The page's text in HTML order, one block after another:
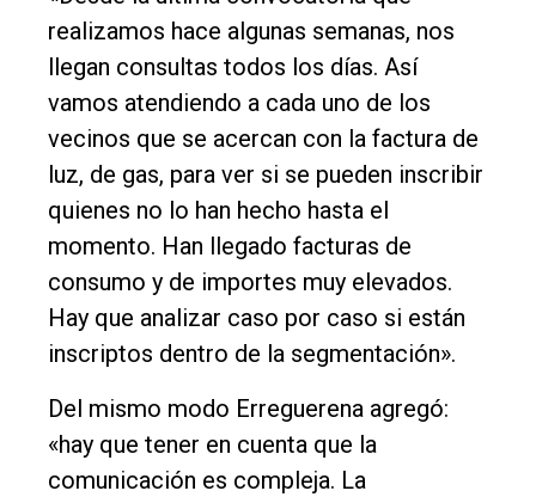
Tendencia
Int.
General
Política
Cultura
Entrevistas
Rural
Deportes
Edición
Empresa
realizamos hace algunas semanas, nos
llegan consultas todos los días. Así
vamos atendiendo a cada uno de los
vecinos que se acercan con la factura de
luz, de gas, para ver si se pueden inscribir
quienes no lo han hecho hasta el
momento. Han llegado facturas de
consumo y de importes muy elevados.
Hay que analizar caso por caso si están
inscriptos dentro de la segmentación».
Del mismo modo Erreguerena agregó:
«hay que tener en cuenta que la
comunicación es compleja. La